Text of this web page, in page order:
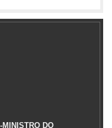
DO